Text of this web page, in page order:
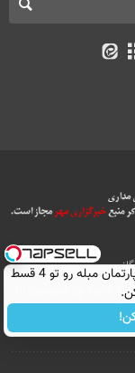
All Content by Mehr
اجاره‌ قسطی ویلا! از کلبه تا آپارتمان مبله رو تو 4 قسط